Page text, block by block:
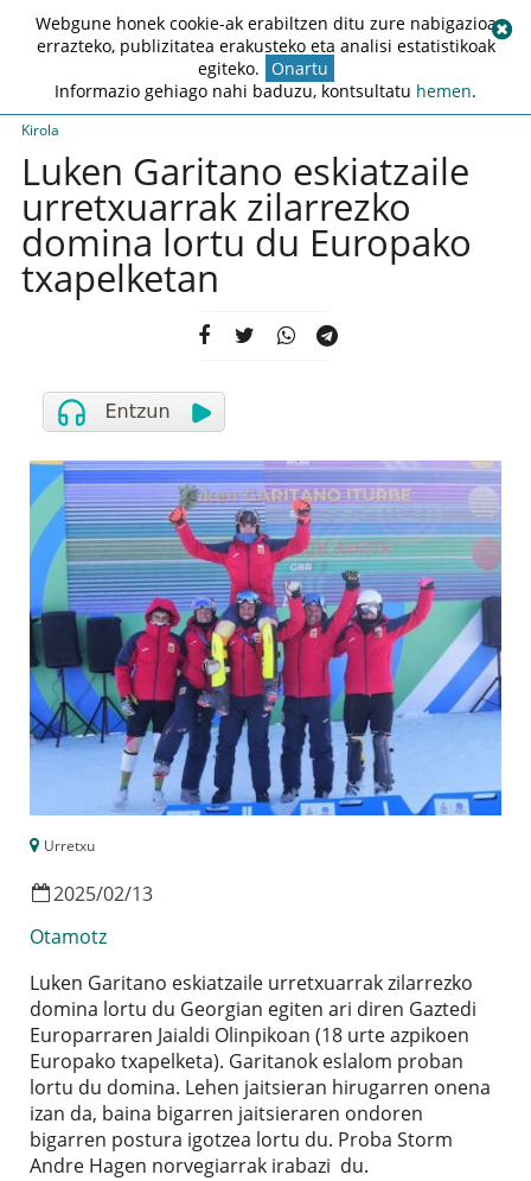
Kirola
Luken Garitano eskiatzaile
urretxuarrak zilarrezko
domina lortu du Europako
txapelketan
Urretxu
2025/02/13
Otamotz
Luken Garitano eskiatzaile urretxuarrak zilarrezko
domina lortu du Georgian egiten ari diren Gaztedi
Europarraren Jaialdi Olinpikoan (18 urte azpikoen
Europako txapelketa). Garitanok eslalom proban
lortu du domina. Lehen jaitsieran hirugarren onena
izan da, baina bigarren jaitsieraren ondoren
bigarren postura igotzea lortu du. Proba Storm
Andre Hagen norvegiarrak irabazi du.
Webgune honek cookie-ak erabiltzen ditu zure nabigazioa
errazteko, publizitatea erakusteko eta analisi estatistikoak
egiteko. Onartu
Informazio gehiago nahi baduzu, kontsultatu hemen.